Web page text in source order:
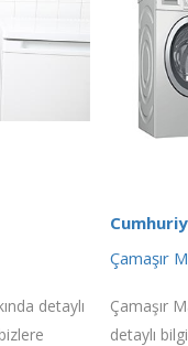
detaylı
Çamaşır
Çamaşır
detaylı